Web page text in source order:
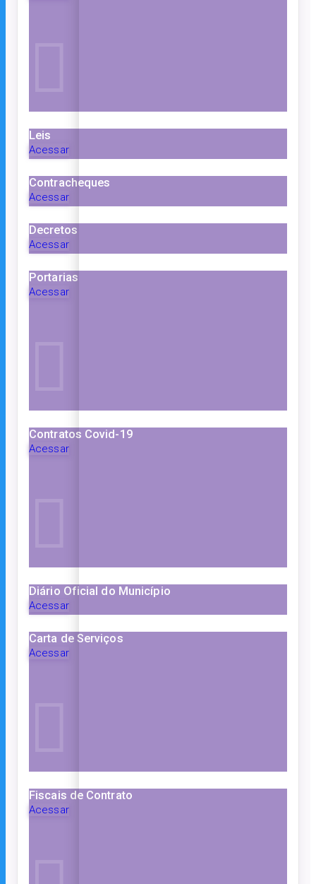
Leis
Acessar
Contracheques
Acessar
Decretos
Acessar
Portarias
Acessar
Contratos Covid-19
Acessar
Diário Oficial do Município
Acessar
Carta de Serviços
Acessar
Fiscais de Contrato
Acessar